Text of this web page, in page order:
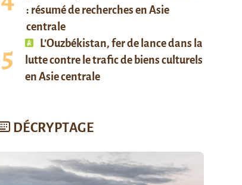
: résumé de recherches en Asie
centrale
L’Ouzbékistan, fer de lance dans la
lutte contre le trafic de biens culturels
en Asie centrale
DÉCRYPTAGE